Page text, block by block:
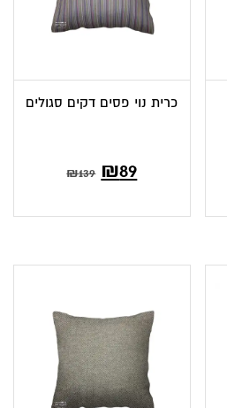
כרית נוי פסים דקים סגולים
₪139 ₪89